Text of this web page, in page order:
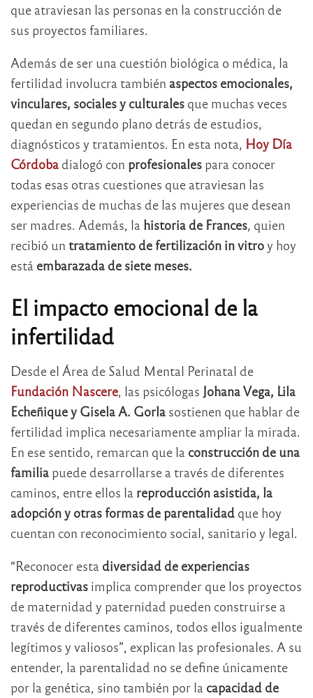
que atraviesan las personas en la construcción de
sus proyectos familiares.
Además de ser una cuestión biológica o médica, la
fertilidad involucra también aspectos emocionales,
vinculares, sociales y culturales que muchas veces
quedan en segundo plano detrás de estudios,
diagnósticos y tratamientos. En esta nota, Hoy Día
Córdoba dialogó con profesionales para conocer
todas esas otras cuestiones que atraviesan las
experiencias de muchas de las mujeres que desean
ser madres. Además, la historia de Frances , quien
recibió un tratamiento de fertilización in vitroy hoy
está embarazada de siete meses.
El impacto emocional de la
infertilidad
Desde el Área de Salud Mental Perinatal de
Fundación Nascere, las psicólogas Johana Vega, Lila
Echeñique y Gisela A. Gorla sostienen que hablar de
fertilidad implica necesariamente ampliar la mirada.
En ese sentido, remarcan que la construcción de una
familia puede desarrollarse a través de diferentes
caminos, entre ellos la reproducción asistida, la
adopción y otras formas de parentalidad que hoy
cuentan con reconocimiento social, sanitario y legal.
“Reconocer esta diversidad de experiencias
reproductivas implica comprender que los proyectos
de maternidad y paternidad pueden construirse a
través de diferentes caminos, todos ellos igualmente
legítimos y valiosos”, explican las profesionales. A su
entender, la parentalidad no se define únicamente
por la genética, sino también por la capacidad de